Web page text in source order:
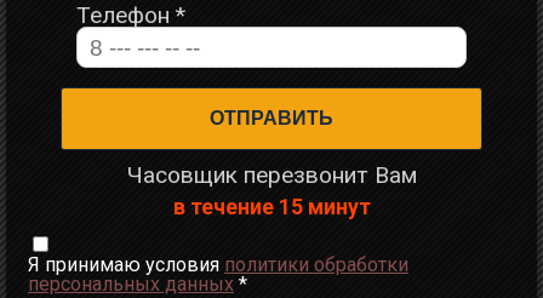
Телефон *
Часовщик перезвонит Вам
в течение 15 минут
Я принимаю условия политики обработки
персональных данных *